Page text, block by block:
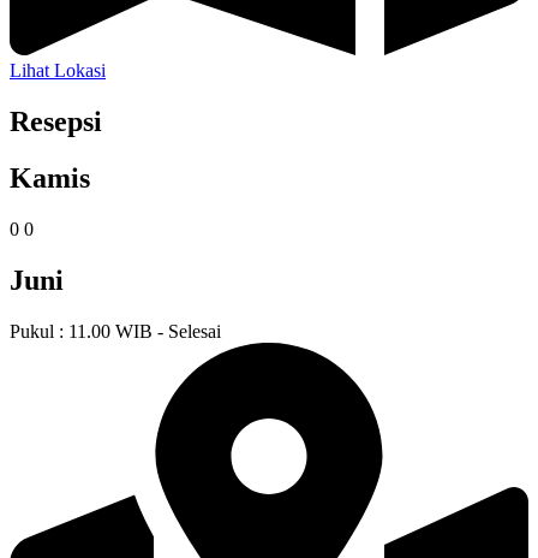
Lihat Lokasi
Resepsi
Kamis
0 0
Juni
Pukul : 11.00 WIB - Selesai